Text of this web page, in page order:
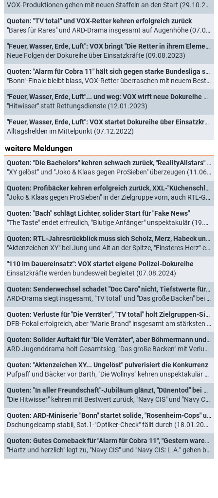
VOX-Produktionen gehen mit neuen Staffeln an den Start (29.10.2024)
Quoten: "TV total" und VOX-Retter kehren erfolgreich zurück
"Bares für Rares" und ARD-Drama insgesamt auf Augenhöhe (07.09.2023)
"Feuer, Wasser, Erde, Luft": VOX bringt "Die Retter in ihrem Element" zurück
Neue Folgen der Dokureihe über Einsatzkräfte (09.08.2023)
Quoten: "Alarm für Cobra 11" hält sich gegen starke Bundesliga schadlos
"Bonn"-Finale bleibt blass, VOX-Retter überraschen mit neuem Bestwert (25.01.2023)
"Feuer, Wasser, Erde, Luft"... und weg: VOX wirft neue Dokureihe aus
"Hitwisser" statt Rettungsdienste (12.01.2023)
"Feuer, Wasser, Erde, Luft": VOX startet Dokureihe über Einsatzkräfte
Alltagshelden im Mittelpunkt (07.12.2022)
weitere Meldungen
Quoten: "Die Bachelors" kehren schwach zurück, "RealityAllstars" enden durchwachsen
"XY gelöst" und "Joko & Klaas gegen ProSieben" überzeugen (11.06.2026)
Quoten: Profibäcker kehren erfolgreich zurück, XXL-"Küchenschlacht" schmiert ab
"Joko & Klaas gegen ProSieben" in der Zielgruppe vorn, auch RTL-Gehaltsranking punktet (28.05.2026)
Quoten: "Bach" schlägt Lichter, solider Start für "Fake News"
"The Taste" endet erfreulich, "Blutige Anfänger" unspektakulär (19.12.2024)
Quoten: RTL-Jahresrückblick muss sich Scholz, Merz, Habeck und Pufpaff geschlagen geben
"Aktenzeichen XY" bei Jung und Alt an der Spitze, "Finsteres Herz" endet durchwachsen (12.12.2024)
"110 im Dauereinsatz": VOX startet eigene Polizei-Dokureihe
Einsatzkräfte werden bundesweit begleitet (07.08.2024)
Quoten: Senderwechsel schadet "Doc Caro" nicht, Tiefstwerte für "Die Verräter"
ARD-Drama siegt insgesamt, "TV total" und "Das große Backen" bei Jüngeren am stärksten (05.10.2023)
Quoten: Verluste für "Die Verräter", "TV total" holt Zielgruppen-Sieg
DFB-Pokal erfolgreich, aber "Marie Brand" insgesamt am stärksten (28.09.2023)
Quoten: Solider Auftakt für "Die Verräter", aber Böhmermann und Pufpaff bei Jüngeren stärker
ARD-Jugenddrama holt Gesamtsieg, "Das große Backen" mit Verlusten (21.09.2023)
Quoten: "Aktenzeichen XY... Ungelöst" pulverisiert die Konkurrenz
Pufpaff und Bäcker vor Barth, "Die Wollnys" kehren unspektakulär zurück (14.09.2023)
Quoten: "In aller Freundschaft"-Jubiläum glänzt, "Dünentod" bei Älteren stark
"Die Hitwisser" kehren mit Bestwert zurück, "Navy CIS" und "Navy CIS: L.A." tun sich schwer (01.02.2023)
Quoten: ARD-Miniserie "Bonn" startet solide, "Rosenheim-Cops" und "Alarm für Cobra 11" stark
Dschungelcamp stabil, Sat.1-"Optiker-Check" fällt durch (18.01.2023)
Quoten: Gutes Comeback für "Alarm für Cobra 11", "Gestern waren wir noch Kinder" siegt erneut
"Hartz und herzlich" legt zu, "Navy CIS" und "Navy CIS: L.A." gehen baden (11.01.2023)